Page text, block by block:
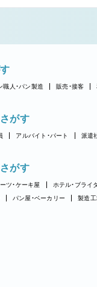
職人・パン製造 販売・接客
がす
アルバイト・パート 派遣
がす
ツ・ケーキ屋 ホテル・ブライ
パン屋・ベーカリー 製造工